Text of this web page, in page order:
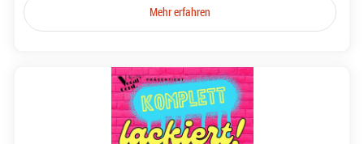
Mehr erfahren